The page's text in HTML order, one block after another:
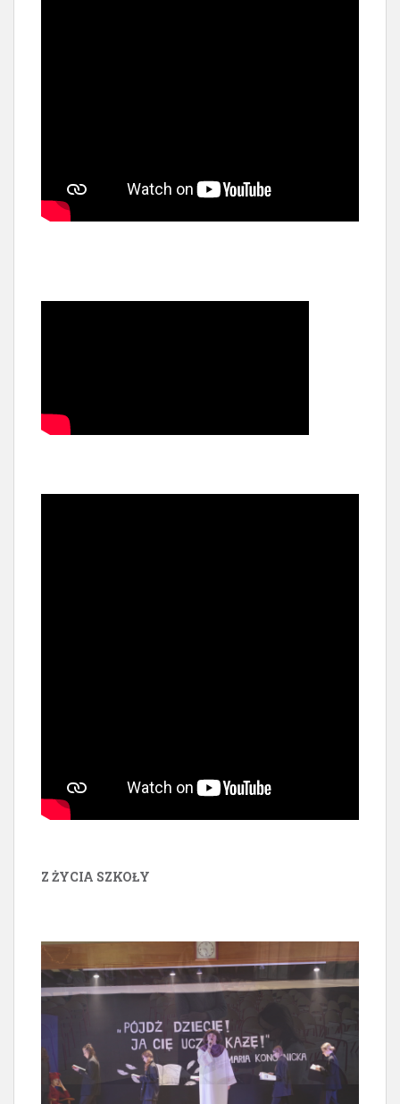
Z ŻYCIA SZKOŁY